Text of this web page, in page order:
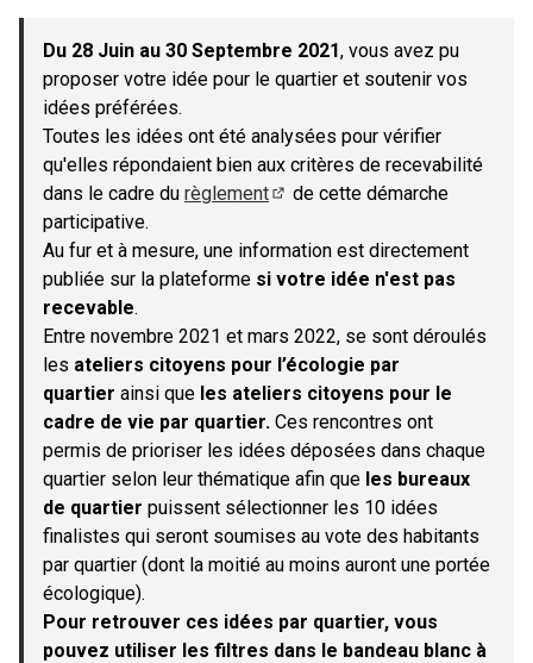
−
Du 28 Juin au 30 Septembre 2021, vous avez pu
proposer votre idée pour le quartier et soutenir vos
idées préférées.
Toutes les idées ont été analysées pour vérifier
qu'elles répondaient bien aux critères de recevabilité
dans le cadre du règlement
de cette démarche
participative.
Au fur et à mesure, une information est directement
publiée sur la plateforme si votre idée n'est pas
recevable.
Entre novembre 2021 et mars 2022, se sont déroulés
les ateliers citoyens pour l’écologie par
quartier ainsi que les ateliers citoyens pour le
cadre de vie par quartier. Ces rencontres ont
permis de prioriser les idées déposées dans chaque
quartier selon leur thématique afin que les bureaux
de quartier puissent sélectionner les 10 idées
finalistes qui seront soumises au vote des habitants
par quartier (dont la moitié au moins auront une portée
écologique).
Pour retrouver ces idées par quartier, vous
pouvez utiliser les filtres dans le bandeau blanc à